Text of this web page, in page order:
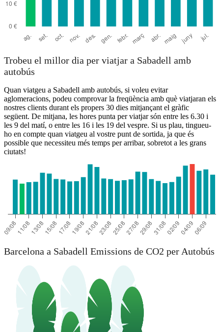
Trobeu el millor dia per viatjar a Sabadell amb
autobús
Quan viatgeu a Sabadell amb autobús, si voleu evitar
aglomeracions, podeu comprovar la freqüència amb què viatjaran els
nostres clients durant els propers 30 dies mitjançant el gràfic
següent. De mitjana, les hores punta per viatjar són entre les 6.30 i
les 9 del matí, o entre les 16 i les 19 del vespre. Si us plau, tingueu-
ho en compte quan viatgeu al vostre punt de sortida, ja que és
possible que necessiteu més temps per arribar, sobretot a les grans
ciutats!
Barcelona a Sabadell Emissions de CO2 per Autobús